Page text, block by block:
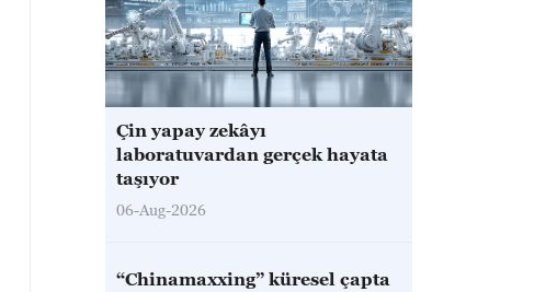
Çin yapay zekâyı
laboratuvardan gerçek hayata
taşıyor
06-Aug-2026
“Chinamaxxing” küresel çapta